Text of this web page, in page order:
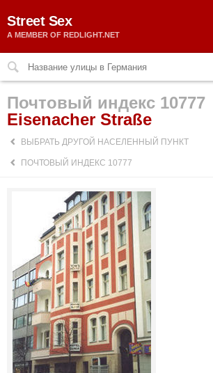
Street Sex
A MEMBER OF REDLIGHT.NET
Почтовый индекс 10777
Eisenacher Straße
ВЫБРАТЬ ДРУГОЙ НАСЕЛЕННЫЙ ПУНКТ
ПОЧТОВЫЙ ИНДЕКС 10777